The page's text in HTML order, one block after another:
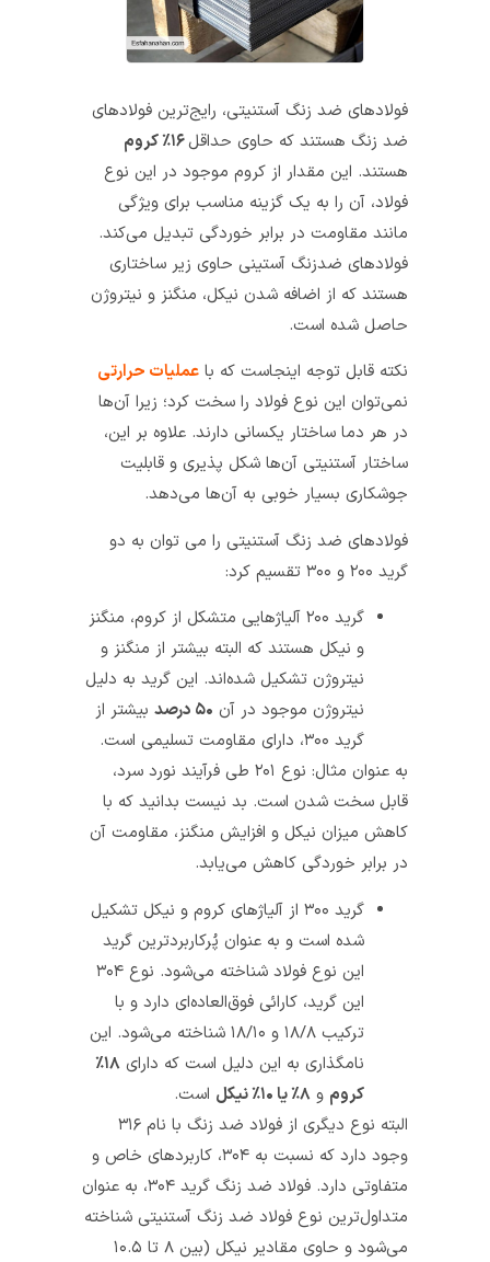
فولادهای ضد زنگ آستنیتی، رایج‌ترین فولادهای
ضد زنگ هستند که حاوی حداقل۱۶٪ کروم
هستند. این مقدار از کروم موجود در این نوع
فولاد، آن را به یک گزینه مناسب برای ویژگی
مانند مقاومت در برابر خوردگی تبدیل می‌کند.
فولادهای ضدزنگ آستینی حاوی زیر ساختاری
هستند که از اضافه شدن نیکل، منگنز و نیتروژن
حاصل شده است.
نکته قابل توجه اینجاست که باعملیات حرارتی
نمی‌توان این نوع فولاد را سخت کرد؛ زیرا آن‌ها
در هر دما ساختار یکسانی دارند. علاوه بر این،
ساختار آستنیتی آن‌ها شکل پذیری و قابلیت
جوشکاری بسیار خوبی به آن‌ها می‌دهد.
فولادهای ضد زنگ آستنیتی را می توان به دو
گرید ۲۰۰ آلیاژهایی متشکل از کروم، منگنز
و نیکل هستند که البته بیشتر از منگنز و
نیتروژن تشکیل شده‌اند. این گرید به دلیل
نیتروژن موجود در آن۵۰ درصد
بیشتر از
به عنوان مثال: نوع ۲۰۱ طی فرآیند نورد سرد،
قابل سخت شدن است. بد نیست بدانید که با
کاهش میزان نیکل و افزایش منگنز، مقاومت آن
در برابر خوردگی کاهش می‌یابد.
گرید ۳۰۰ از آلیاژهای کروم و نیکل تشکیل
شده است و به عنوان پُرکاربردترین گرید
این نوع فولاد شناخته می‌شود. نوع ۳۰۴
این گرید، کارائی فوق‌العاده‌ای دارد و با
ترکیب ۱۸/۸ و ۱۸/۱۰ شناخته می‌شود. این
نامگذاری به این دلیل است که دارای
۱۸٪
است.
البته نوع دیگری از فولاد ضد زنگ با نام۳۱۶
وجود دارد که نسبت به ۳۰۴، کاربردهای خاص و
متفاوتی دارد. فولاد ضد زنگ گرید ۳۰۴، به عنوان
متداول‌ترین نوع فولاد ضد زنگ آستنیتی شناخته
می‌شود و حاوی مقادیر نیکل (بین ۸ تا ۱۰.۵